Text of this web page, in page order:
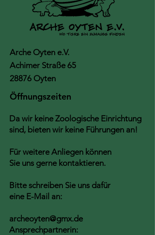
Arche Oyten e.V.
Achimer Straße 65
28876 Oyten
Öffnungszeiten
Da wir keine Zoologische Einrichtung
sind, bieten wir keine Führungen an!
Für weitere Anliegen können
Sie uns gerne kontaktieren.
Bitte schreiben Sie uns dafür
eine E-Mail an:
archeoyten@gmx.de
Ansprechpartnerin: